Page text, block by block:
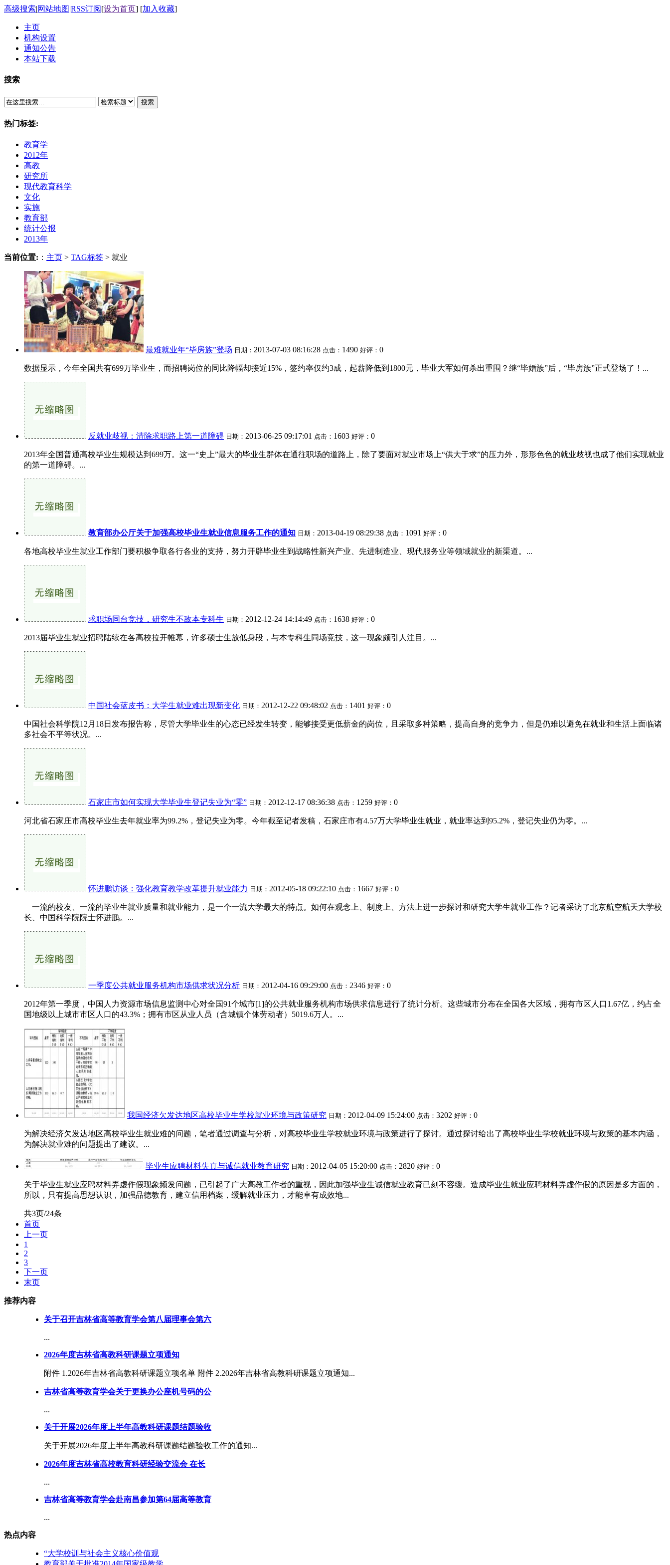
高级搜索|网站地图|RSS订阅[设为首页] [加入收藏]
主页
机构设置
通知公告
本站下载
搜索
搜索
热门标签:
教育学
2012年
高教
研究所
现代教育科学
文化
实施
教育部
统计公报
2013年
当前位置: ： 主页 > TAG标签 > 就业
最难就业年“毕房族”登场 日期： 2013-07-03 08:16:28 点击： 1490 好评： 0
数据显示，今年全国共有699万毕业生，而招聘岗位的同比降幅却接近15%，签约率仅约3成，起薪降低到1800元，毕业大军如何杀出重围？继“毕婚族”后，“毕房族”正式登场了！...
反就业歧视：清除求职路上第一道障碍 日期： 2013-06-25 09:17:01 点击： 1603 好评： 0
2013年全国普通高校毕业生规模达到699万。这一“史上”最大的毕业生群体在通往职场的道路上，除了要面对就业市场上“供大于求”的压力外，形形色色的就业歧视也成了他们实现就业
的第一道障碍。...
教育部办公厅关于加强高校毕业生就业信息服务工作的通知 日期： 2013-04-19 08:29:38 点击： 1091 好评： 0
各地高校毕业生就业工作部门要积极争取各行各业的支持，努力开辟毕业生到战略性新兴产业、先进制造业、现代服务业等领域就业的新渠道。...
求职场同台竞技，研究生不敌本专科生 日期： 2012-12-24 14:14:49 点击： 1638 好评： 0
2013届毕业生就业招聘陆续在各高校拉开帷幕，许多硕士生放低身段，与本专科生同场竞技，这一现象颇引人注目。...
中国社会蓝皮书：大学生就业难出现新变化 日期： 2012-12-22 09:48:02 点击： 1401 好评： 0
中国社会科学院12月18日发布报告称，尽管大学毕业生的心态已经发生转变，能够接受更低薪金的岗位，且采取多种策略，提高自身的竞争力，但是仍难以避免在就业和生活上面临诸
多社会不平等状况。...
石家庄市如何实现大学毕业生登记失业为“零” 日期： 2012-12-17 08:36:38 点击： 1259 好评： 0
河北省石家庄市高校毕业生去年就业率为99.2%，登记失业为零。今年截至记者发稿，石家庄市有4.57万大学毕业生就业，就业率达到95.2%，登记失业仍为零。...
怀进鹏访谈：强化教育教学改革提升就业能力 日期： 2012-05-18 09:22:10 点击： 1667 好评： 0
一流的校友、一流的毕业生就业质量和就业能力，是一个一流大学最大的特点。如何在观念上、制度上、方法上进一步探讨和研究大学生就业工作？记者采访了北京航空航天大学校
长、中国科学院院士怀进鹏。...
一季度公共就业服务机构市场供求状况分析 日期： 2012-04-16 09:29:00 点击： 2346 好评： 0
2012年第一季度，中国人力资源市场信息监测中心对全国91个城市[1]的公共就业服务机构市场供求信息进行了统计分析。这些城市分布在全国各大区域，拥有市区人口1.67亿，约占全
国地级以上城市市区人口的43.3%；拥有市区从业人员（含城镇个体劳动者）5019.6万人。...
我国经济欠发达地区高校毕业生学校就业环境与政策研究 日期： 2012-04-09 15:24:00 点击： 3202 好评： 0
为解决经济欠发达地区高校毕业生就业难的问题，笔者通过调查与分析，对高校毕业生学校就业环境与政策进行了探讨。通过探讨给出了高校毕业生学校就业环境与政策的基本内涵，
为解决就业难的问题提出了建议。...
毕业生应聘材料失真与诚信就业教育研究 日期： 2012-04-05 15:20:00 点击： 2820 好评： 0
关于毕业生就业应聘材料弄虚作假现象频发问题，已引起了广大高教工作者的重视，因此加强毕业生诚信就业教育已刻不容缓。造成毕业生就业应聘材料弄虚作假的原因是多方面的，
所以，只有提高思想认识，加强品德教育，建立信用档案，缓解就业压力，才能卓有成效地...
共3页/24条
首页
上一页
1
2
3
下一页
末页
推荐内容
关于召开吉林省高等教育学会第八届理事会第六
...
2026年度吉林省高教科研课题立项通知
附件 1.2026年吉林省高教科研课题立项名单 附件 2.2026年吉林省高教科研课题立项通知...
吉林省高等教育学会关于更换办公座机号码的公
...
关于开展2026年度上半年高教科研课题结题验收
关于开展2026年度上半年高教科研课题结题验收工作的通知...
2026年度吉林省高校教育科研经验交流会 在长
...
吉林省高等教育学会赴南昌参加第64届高等教育
...
热点内容
“大学校训与社会主义核心价值观